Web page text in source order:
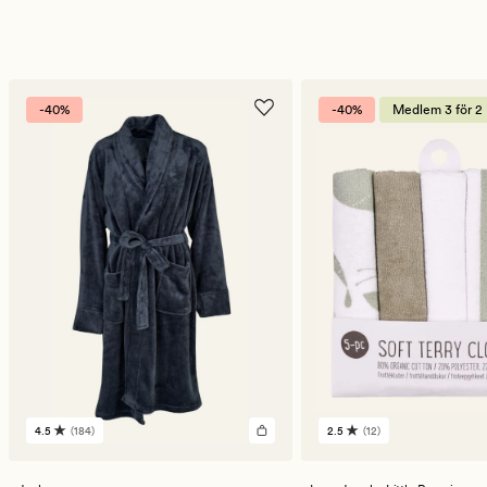
-40%
184
4.5 (184)
-40% Medlem 3 för 2
12
2.5 (12)